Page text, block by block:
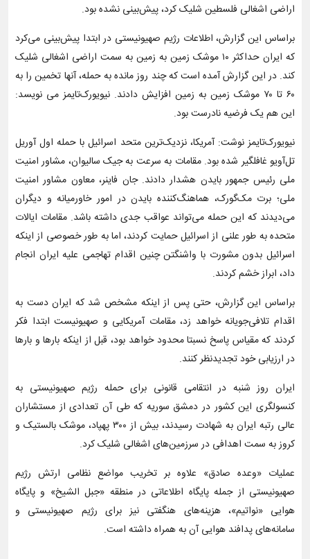
اراضی اشغالی فلسطین شلیک کرد، پیش‌بینی نشده بود.
براساس این گزارش، اطلاعات رژیم صهیونیستی در ابتدا پیش‌بینی می‌کرد
که ایران حداکثر ۱۰ موشک زمین به زمین به سمت اراضی اشغالی شلیک
کند. در این گزارش آمده است که چند روز مانده به حمله، آنها تخمین را به
۶۰ تا ۷۰ موشک زمین به زمین افزایش دادند. نیویورک‌تایمز می نویسد:
این هم یک فرضیه نادرست بود.
نیویورک‌تایمز نوشت: آمریکا، نزدیک‌ترین متحد اسرائیل با حمله اول آوریل
تل‌آویو غافلگیر شده بود. مقامات به سرعت به جیک سالیوان، مشاور امنیت
ملی رئیس جمهور بایدن هشدار دادند. جان فاینر، معاون مشاور امنیت
ملی؛ برت مک‌گورک، هماهنگ‌کننده بایدن در امور خاورمیانه و دیگران
می‌دیدند که این حمله می‌تواند عواقب جدی داشته باشد. مقامات ایالات
متحده به طور علنی از اسرائیل حمایت کردند، اما به طور خصوصی از اینکه
اسرائیل بدون مشورت با واشنگتن چنین اقدام تهاجمی علیه ایران انجام
داد، ابراز خشم کردند.
براساس این گزارش، حتی پس از اینکه مشخص شد که ایران دست به
اقدام تلافی‌جویانه خواهد زد، مقامات آمریکایی و صهیونیست ابتدا فکر
کردند که مقیاس پاسخ نسبتا محدود خواهد بود، قبل از اینکه بارها و بارها
در ارزیابی خود تجدیدنظر کنند.
ایران روز شنبه در انتقامی قانونی برای حمله رژیم صهیونیستی به
کنسولگری این کشور در دمشق سوریه که طی آن تعدادی از مستشاران
عالی رتبه ایران به شهادت رسیدند، بیش از ۳۰۰ پهپاد، موشک بالستیک و
کروز به سمت اهدافی در سرزمین‌های اشغالی شلیک کرد.
عملیات «وعده صادق» علاوه بر تخریب مواضع نظامی ارتش رژیم
صهیونیستی از جمله پایگاه اطلاعاتی در منطقه «جبل الشیخ» و پایگاه
هوایی «نواتیم»، هزینه‌های هنگفتی نیز برای رژیم صهیونیستی و
سامانه‌های پدافند هوایی آن به همراه داشته است.